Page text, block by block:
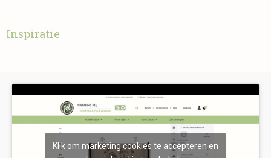
Inspiratie
Klik om marketing cookies te accepteren en